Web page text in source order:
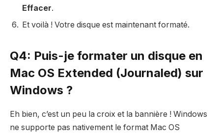
Effacer.
Et voilà ! Votre disque est maintenant formaté.
Q4: Puis-je formater un disque en
Mac OS Extended (Journaled) sur
Windows ?
Eh bien, c’est un peu la croix et la bannière ! Windows
ne supporte pas nativement le format Mac OS